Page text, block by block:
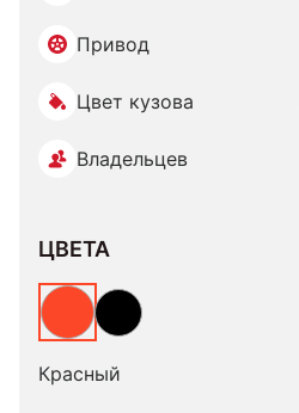
Привод
Цвет кузова
Владельцев
ЦВЕТА
Красный